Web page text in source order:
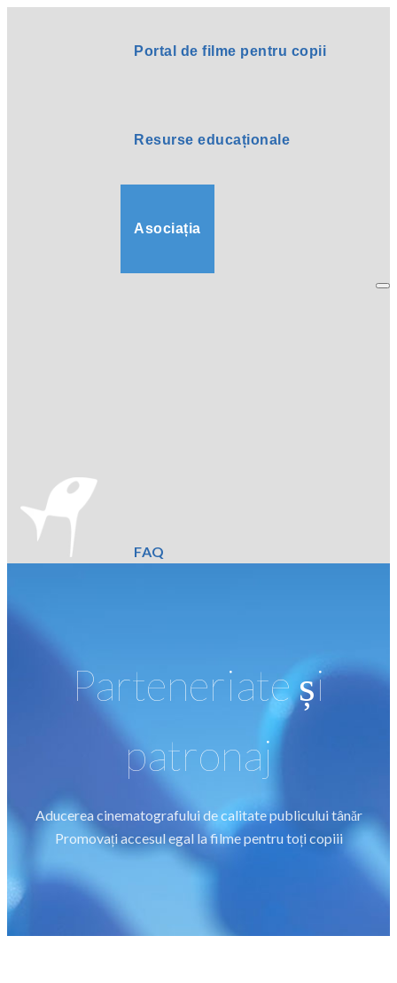
Portal de filme pentru copii
Resurse educaționale
Asociația
FAQ
Parteneriate și
patronaj
Aducerea cinematografului de calitate publicului tânăr
Promovați accesul egal la filme pentru toți copiii